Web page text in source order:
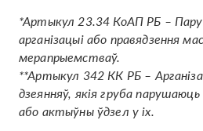
*Артыкул 23.34 КоАП РБ –
арганізацыі або правядзення
мерапрыемстваў.
**Артыкул 342 КК РБ –
дзеянняў, якія груба парушаюць
або актыўны ўдзел у іх.